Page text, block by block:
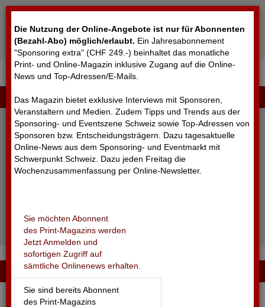
Die Nutzung der Online-Angebote ist nur für Abonnenten
(Bezahl-Abo) möglich/erlaubt. Ein Jahresabonnement
"Sponsoring extra" (CHF 249.-) beinhaltet das monatliche
Print- und Online-Magazin inklusive Zugang auf die Online-
News und Top-Adressen/E-Mails.
Das Magazin bietet exklusive Interviews mit Sponsoren,
Veranstaltern und Medien. Zudem Tipps und Trends aus der
Sponsoring- und Eventszene Schweiz sowie Top-Adressen von
Sponsoren bzw. Entscheidungsträgern. Dazu tagesaktuelle
Online-News aus dem Sponsoring- und Eventmarkt mit
Schwerpunkt Schweiz. Dazu jeden Freitag die
Wochenzusammenfassung per Online-Newsletter.
Sie möchten Abonnent
des Print-Magazins werden
Jetzt Anmelden und
sofortigen Zugriff auf
sämtliche Onlinenews erhalten.
Sie sind bereits Abonnent
des Print-Magazins
LOGIN
Passwort vergessen?
Noch nicht registriert?
24.05.2026 - DAS ZELT
Tournee-Stopp wegen akuter Finanzprobleme
Cookie-Einstellungen